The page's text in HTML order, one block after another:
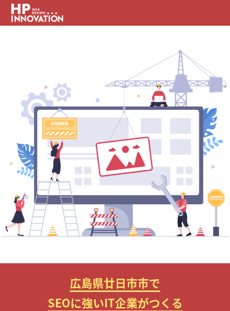
広島県廿日市市で
SEOに強いIT企業がつくる